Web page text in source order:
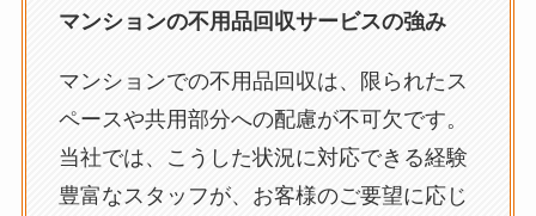
マンションの不用品回収サービスの強み
マンションでの不用品回収は、限られたス
ペースや共用部分への配慮が不可欠です。
当社では、こうした状況に対応できる経験
豊富なスタッフが、お客様のご要望に応じ